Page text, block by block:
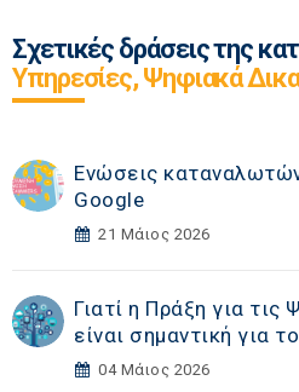
Σχετικές δράσεις της
Υπηρεσίες, Ψηφιακά
Ενώσεις
Google
21 Μάιος 2026
Γιατί η Πράξη για
είναι σημαντική για
04 Μάιος 2026